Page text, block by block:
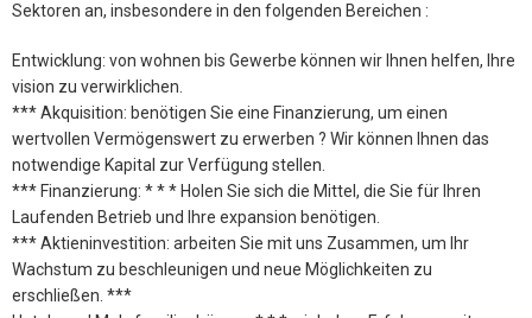
Sektoren an, insbesondere in den folgenden Bereichen :
Entwicklung: von wohnen bis Gewerbe können wir Ihnen helfen, Ihre
vision zu verwirklichen.
*** Akquisition: benötigen Sie eine Finanzierung, um einen
wertvollen Vermögenswert zu erwerben ? Wir können Ihnen das
notwendige Kapital zur Verfügung stellen.
*** Finanzierung: * * * Holen Sie sich die Mittel, die Sie für Ihren
Laufenden Betrieb und Ihre expansion benötigen.
*** Aktieninvestition: arbeiten Sie mit uns Zusammen, um Ihr
Wachstum zu beschleunigen und neue Möglichkeiten zu
erschließen. ***